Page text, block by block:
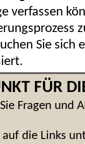
verfassen
Sie sich
FÜR
Fragen und
auf die Links